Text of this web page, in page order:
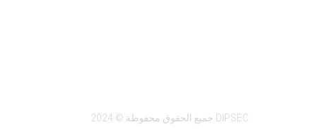
جميع الحقوق محفوظة © 2024 DIPSEC